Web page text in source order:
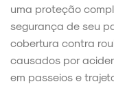
uma proteção
segurança de seu
cobertura contra
causados por
em passeios e